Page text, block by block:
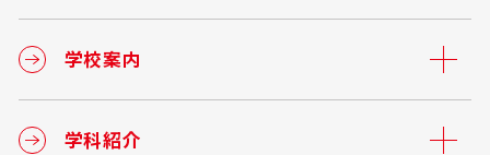
学校案内
学科紹介